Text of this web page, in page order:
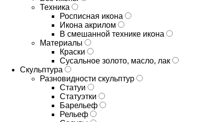
Техника
Росписная икона
Икона акрилом
В смешанной технике икона
Материалы
Краски
Сусальное золото, масло, лак
Скульптура
Разновидности скульптур
Статуи
Статуэтки
Барельеф
Рельеф